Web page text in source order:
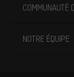
NOTRE ÉQUIPE